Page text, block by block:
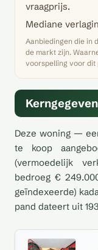
vraagprijs.
Mediane
Aanbiedingen die in
de markt zijn.
voorspelling voor dit
Deze woning —
te koop
(vermoedelijk
bedroeg €
geïndexeerde)
pand dateert uit